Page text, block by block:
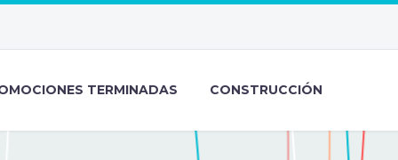
TERMINADAS CONSTRUCCIÓN